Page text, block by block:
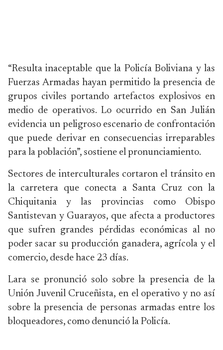
“Resulta inaceptable que la Policía Boliviana y las
Fuerzas Armadas hayan permitido la presencia de
grupos civiles portando artefactos explosivos en
medio de operativos. Lo ocurrido en San Julián
evidencia un peligroso escenario de confrontación
que puede derivar en consecuencias irreparables
para la población”, sostiene el pronunciamiento.
Sectores de interculturales cortaron el tránsito en
la carretera que conecta a Santa Cruz con la
Chiquitania y las provincias como Obispo
Santistevan y Guarayos, que afecta a productores
que sufren grandes pérdidas económicas al no
poder sacar su producción ganadera, agrícola y el
comercio, desde hace 23 días.
Lara se pronunció solo sobre la presencia de la
Unión Juvenil Cruceñista, en el operativo y no así
sobre la presencia de personas armadas entre los
bloqueadores, como denunció la Policía.